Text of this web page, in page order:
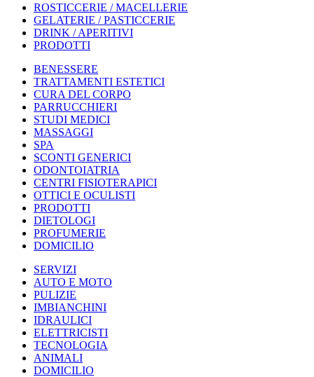
ROSTICCERIE / MACELLERIE
GELATERIE / PASTICCERIE
DRINK / APERITIVI
PRODOTTI
BENESSERE
TRATTAMENTI ESTETICI
CURA DEL CORPO
PARRUCCHIERI
STUDI MEDICI
MASSAGGI
SPA
SCONTI GENERICI
ODONTOIATRIA
CENTRI FISIOTERAPICI
OTTICI E OCULISTI
PRODOTTI
DIETOLOGI
PROFUMERIE
DOMICILIO
SERVIZI
AUTO E MOTO
PULIZIE
IMBIANCHINI
IDRAULICI
ELETTRICISTI
TECNOLOGIA
ANIMALI
DOMICILIO